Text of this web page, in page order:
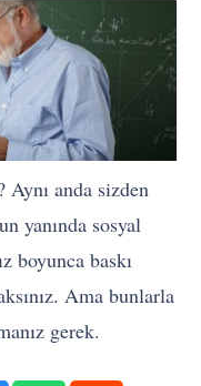
anda sizden
yanında sosyal
boyunca baskı
Ama bunlarla
gerek.